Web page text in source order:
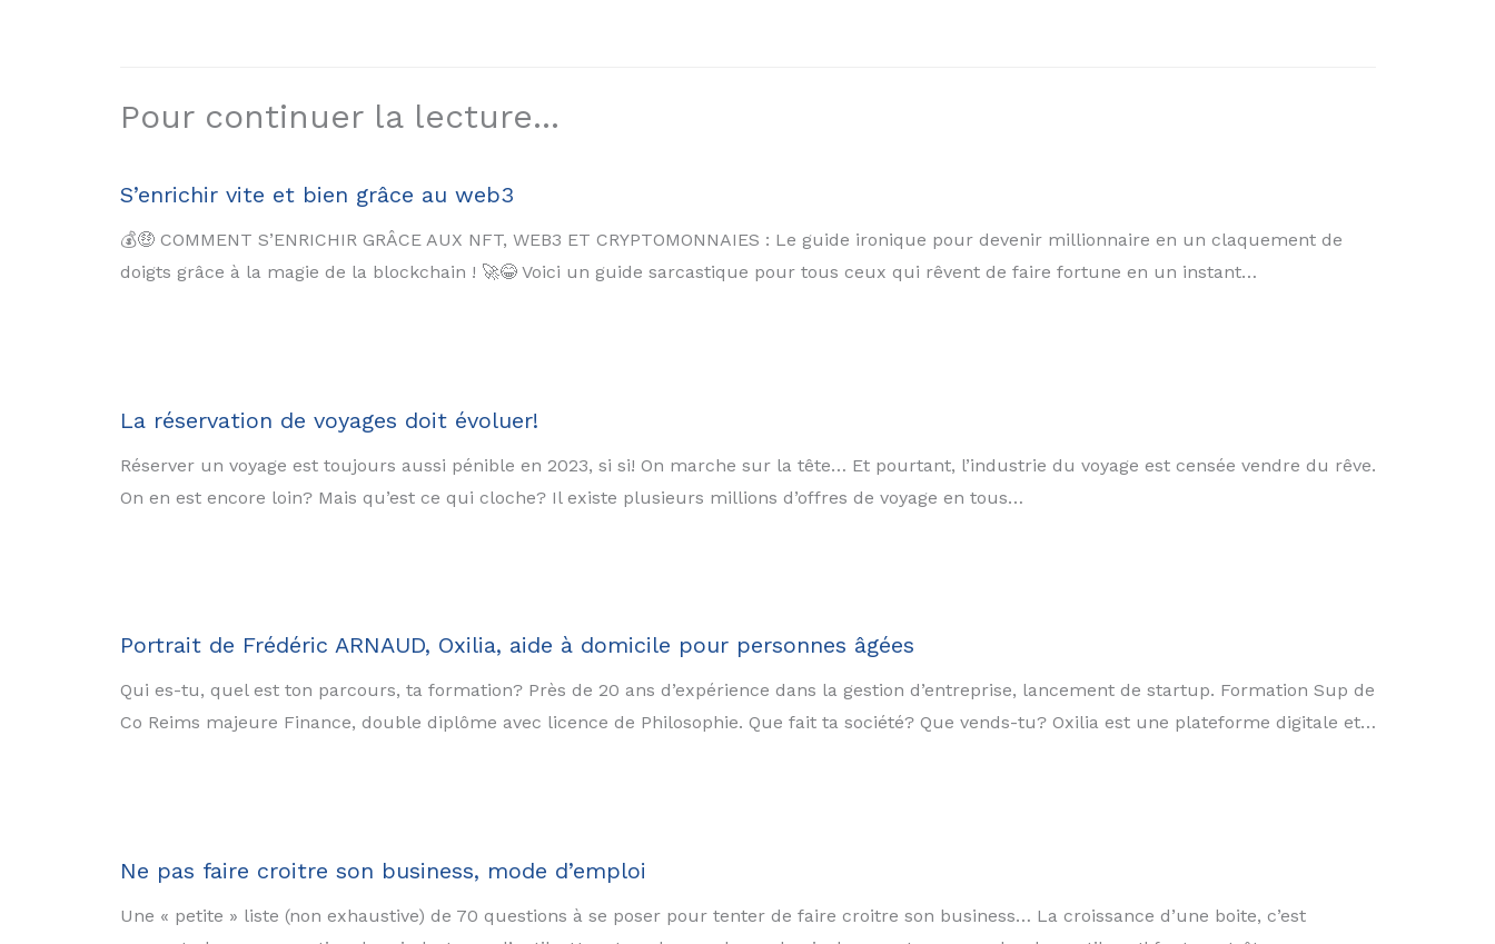
Pour continuer la lecture...
S’enrichir vite et bien grâce au web3
💰🤑 COMMENT S’ENRICHIR GRÂCE AUX NFT, WEB3 ET CRYPTOMONNAIES : Le guide ironique pour devenir millionnaire en un claquement de
doigts grâce à la magie de la blockchain ! 🚀😂 Voici un guide sarcastique pour tous ceux qui rêvent de faire fortune en un instant…
La réservation de voyages doit évoluer!
Réserver un voyage est toujours aussi pénible en 2023, si si! On marche sur la tête… Et pourtant, l’industrie du voyage est censée vendre du rêve.
On en est encore loin? Mais qu’est ce qui cloche? Il existe plusieurs millions d’offres de voyage en tous…
Portrait de Frédéric ARNAUD, Oxilia, aide à domicile pour personnes âgées
Qui es-tu, quel est ton parcours, ta formation? Près de 20 ans d’expérience dans la gestion d’entreprise, lancement de startup. Formation Sup de
Co Reims majeure Finance, double diplôme avec licence de Philosophie. Que fait ta société? Que vends-tu? Oxilia est une plateforme digitale et…
Ne pas faire croitre son business, mode d’emploi
Une « petite » liste (non exhaustive) de 70 questions à se poser pour tenter de faire croitre son business… La croissance d’une boite, c’est